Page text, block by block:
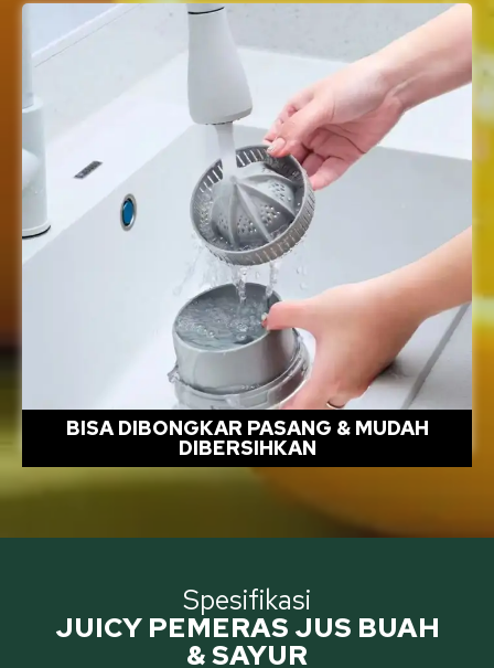
BISA DIBONGKAR PASANG & MUDAH
DIBERSIHKAN
Spesifikasi
JUICY PEMERAS JUS BUAH
& SAYUR